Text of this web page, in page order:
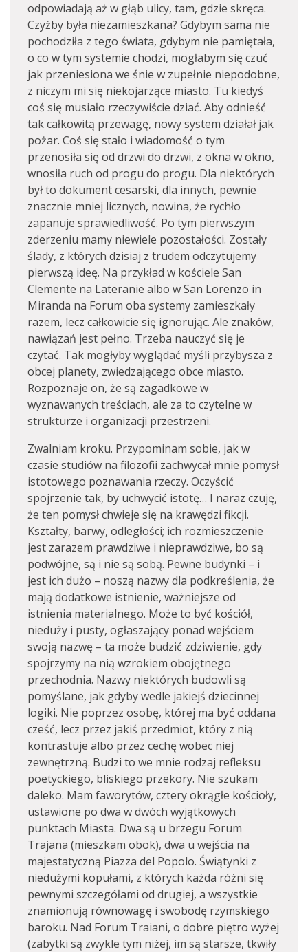
odpowiadają aż w głąb ulicy, tam, gdzie skręca.
Czyżby była niezamieszkana? Gdybym sama nie
pochodziła z tego świata, gdybym nie pamiętała,
o co w tym systemie chodzi, mogłabym się czuć
jak przeniesiona we śnie w zupełnie niepodobne,
z niczym mi się niekojarzące miasto. Tu kiedyś
coś się musiało rzeczywiście dziać. Aby odnieść
tak całkowitą przewagę, nowy system działał jak
pożar. Coś się stało i wiadomość o tym
przenosiła się od drzwi do drzwi, z okna w okno,
wnosiła ruch od progu do progu. Dla niektórych
był to dokument cesarski, dla innych, pewnie
znacznie mniej licznych, nowina, że rychło
zapanuje sprawiedliwość. Po tym pierwszym
zderzeniu mamy niewiele pozostałości. Zostały
ślady, z których dzisiaj z trudem odczytujemy
pierwszą ideę. Na przykład w kościele San
Clemente na Lateranie albo w San Lorenzo in
Miranda na Forum oba systemy zamieszkały
razem, lecz całkowicie się ignorując. Ale znaków,
nawiązań jest pełno. Trzeba nauczyć się je
czytać. Tak mogłyby wyglądać myśli przybysza z
obcej planety, zwiedzającego obce miasto.
Rozpoznaje on, że są zagadkowe w
wyznawanych treściach, ale za to czytelne w
strukturze i organizacji przestrzeni.
Zwalniam kroku. Przypominam sobie, jak w
czasie studiów na filozofii zachwycał mnie pomysł
istotowego poznawania rzeczy. Oczyścić
spojrzenie tak, by uchwycić istotę… I naraz czuję,
że ten pomysł chwieje się na krawędzi fikcji.
Kształty, barwy, odległości; ich rozmieszczenie
jest zarazem prawdziwe i nieprawdziwe, bo są
podwójne, są i nie są sobą. Pewne budynki – i
jest ich dużo – noszą nazwy dla podkreślenia, że
mają dodatkowe istnienie, ważniejsze od
istnienia materialnego. Może to być kościół,
nieduży i pusty, ogłaszający ponad wejściem
swoją nazwę – ta może budzić zdziwienie, gdy
spojrzymy na nią wzrokiem obojętnego
przechodnia. Nazwy niektórych budowli są
pomyślane, jak gdyby wedle jakiejś dziecinnej
logiki. Nie poprzez osobę, której ma być oddana
cześć, lecz przez jakiś przedmiot, który z nią
kontrastuje albo przez cechę wobec niej
zewnętrzną. Budzi to we mnie rodzaj refleksu
poetyckiego, bliskiego przekory. Nie szukam
daleko. Mam faworytów, cztery okrągłe kościoły,
ustawione po dwa w dwóch wyjątkowych
punktach Miasta. Dwa są u brzegu Forum
Trajana (mieszkam obok), dwa u wejścia na
majestatyczną Piazza del Popolo. Świątynki z
niedużymi kopułami, z których każda różni się
pewnymi szczegółami od drugiej, a wszystkie
znamionują równowagę i swobodę rzymskiego
baroku. Nad Forum Traiani, o dobre piętro wyżej
(zabytki są zwykle tym niżej, im są starsze, tkwiły